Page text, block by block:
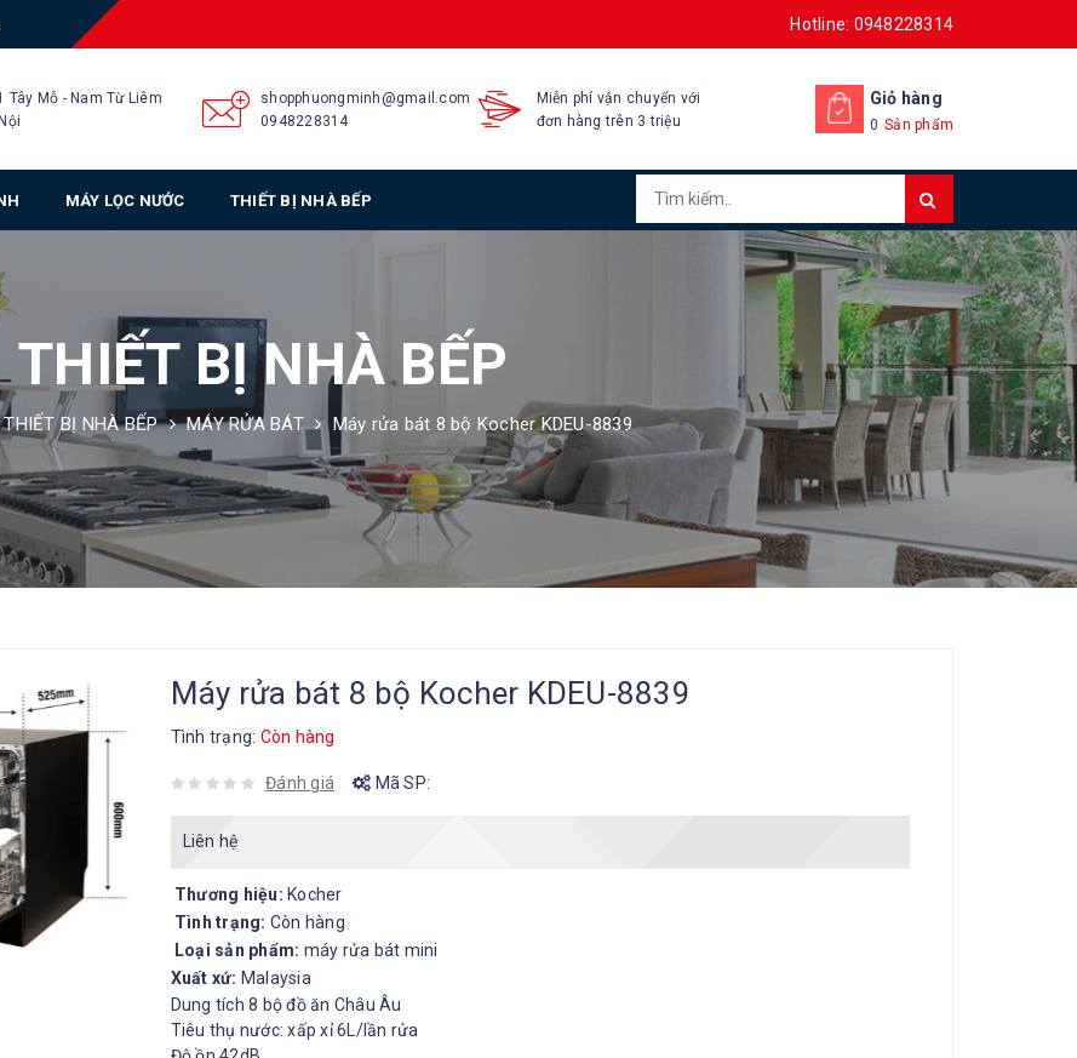
Hotline: 0948228314
Tây Mỗ - Nam Từ Liêm
shopphuongminh@gmail.com
0948228314
Miễn phí vận chuyển với
đơn hàng trên 3 triệu
Giỏ hàng
0 Sản phẩm
MÁY LỌC NƯỚC THIẾT BỊ NHÀ BẾP
THIẾT BỊ NHÀ BẾP
THIẾT BỊ NHÀ BẾP MÁY RỬA BÁT Máy rửa bát 8 bộ Kocher KDEU-8839
Máy rửa bát 8 bộ Kocher KDEU-8839
Tình trạng: Còn hàng
Đánh giá Mã SP:
Liên hệ
Thương hiệu: Kocher
Tình trạng: Còn hàng
Loại sản phẩm: máy rửa bát mini
Xuất xứ: Malaysia
Dung tích 8 bộ đồ ăn Châu Âu
Tiêu thụ nước: xấp xỉ 6L/lần rửa